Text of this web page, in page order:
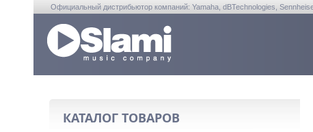
Официальный дистрибьютор компаний: Yamaha, dBTechnologies,
КАТАЛОГ ТОВАРОВ